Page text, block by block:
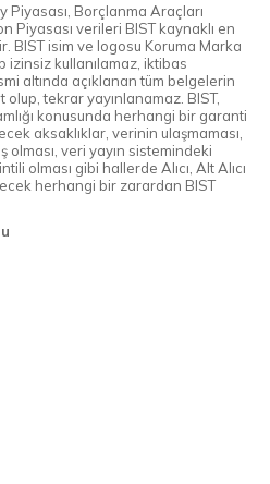
Piyasası, Borçlanma Araçları
Piyasası verileri BIST kaynaklı en
BIST isim ve logosu Koruma Marka
izinsiz kullanılamaz, iktibas
altında açıklanan tüm belgelerin
tekrar yayınlanamaz. BIST,
konusunda herhangi bir garanti
aksaklıklar, verinin ulaşmaması,
olması, veri yayın sistemindeki
olması gibi hallerde Alıcı, Alt Alıcı
herhangi bir zarardan BIST